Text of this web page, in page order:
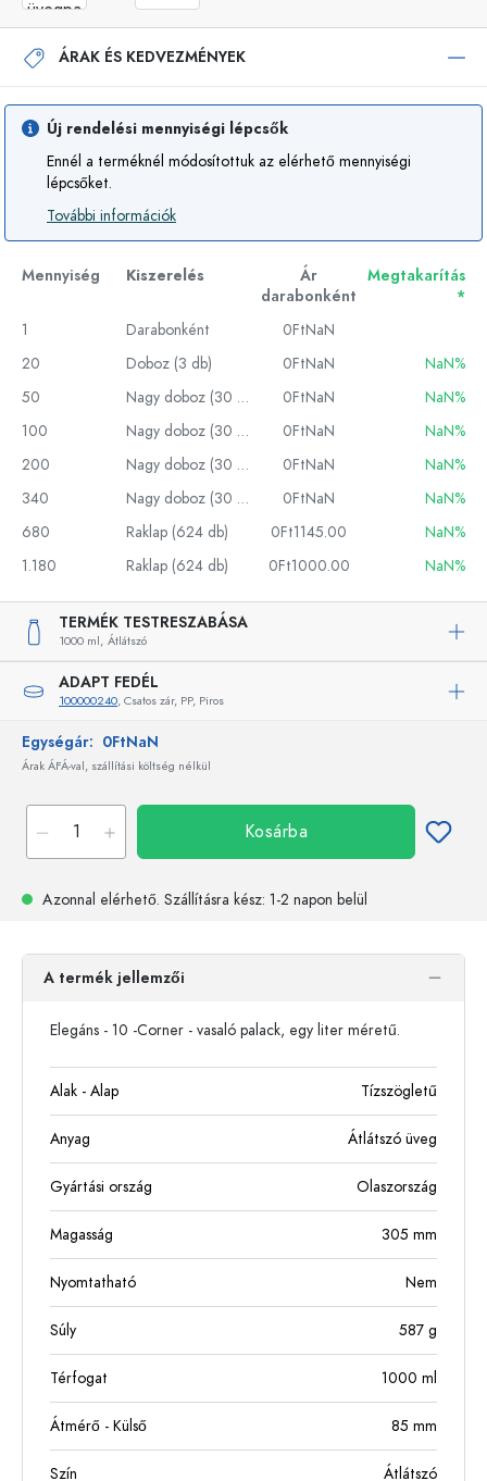
ÁRAK ÉS KEDVEZMÉNYEK
Új rendelési mennyiségi lépcsők
Ennél a terméknél módosítottuk az elérhető mennyiségi
lépcsőket.
További információk
Mennyiség Kiszerelés
Ár
darabonként
Megtakarítás
*
1
Darabonként
0FtNaN
20
Doboz (3 db) 0FtNaN
NaN%
50
Nagy doboz (30 db) 0FtNaN
NaN%
100
Nagy doboz (30 db) 0FtNaN
NaN%
200
Nagy doboz (30 db) 0FtNaN
NaN%
340
Nagy doboz (30 db) 0FtNaN
NaN%
680
Raklap (624 db) 0Ft1145.00
NaN%
1.180
Raklap (624 db) 0Ft1000.00 NaN%
TERMÉK TESTRESZABÁSA
1000 ml, Átlátszó
ADAPT FEDÉL
100000240, Csatos zár, PP, Piros
Egységár: 0FtNaN
Árak ÁFÁ-val, szállítási költség nélkül
Kosárba
Azonnal elérhető. Szállításra kész: 1-2 napon belül
A termék jellemzői
Elegáns - 10 -Corner - vasaló palack, egy liter méretű.
Alak - Alap Tízszögletű
Anyag Átlátszó üveg
Gyártási ország Olaszország
Magasság 305 mm
Nyomtatható Nem
Súly 587 g
Térfogat 1000 ml
Átmérő - Külső 85 mm
Szín Átlátszó